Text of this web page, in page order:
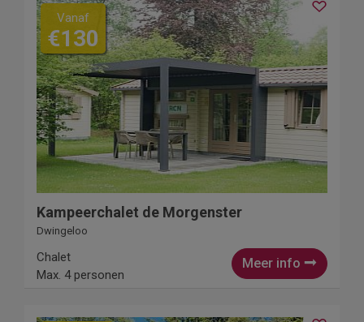
Vanaf
€130
Kampeerchalet de Morgenster
Dwingeloo
Meer info
Chalet
Max. 4 personen